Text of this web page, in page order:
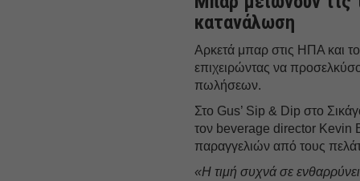
κατανάλωση
Αρκετά μπαρ στις ΗΠΑ και
επιχειρώντας να
πωλήσεων.
Στο Gus’ Sip & Dip στο
τον beverage director Kevin
παραγγελιών από τους
«Η τιμή συχνά σε